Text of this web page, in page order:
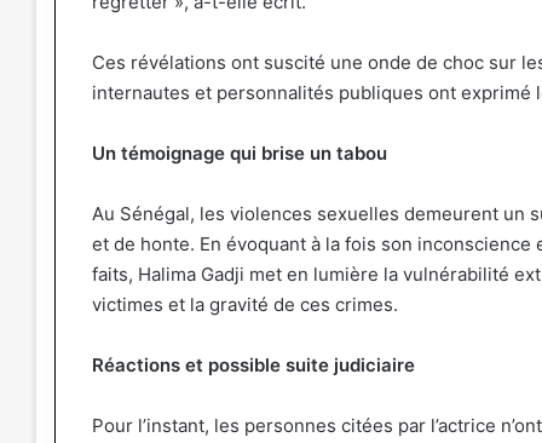
Ces révélations ont suscité une onde de choc sur
internautes et personnalités publiques ont exprimé
Un témoignage qui brise un tabou
Au Sénégal, les violences sexuelles demeurent un
et de honte. En évoquant à la fois son inconscience
faits, Halima Gadji met en lumière la vulnérabilité
victimes et la gravité de ces crimes.
Réactions et possible suite judiciaire
Pour l’instant, les personnes citées par l’actrice